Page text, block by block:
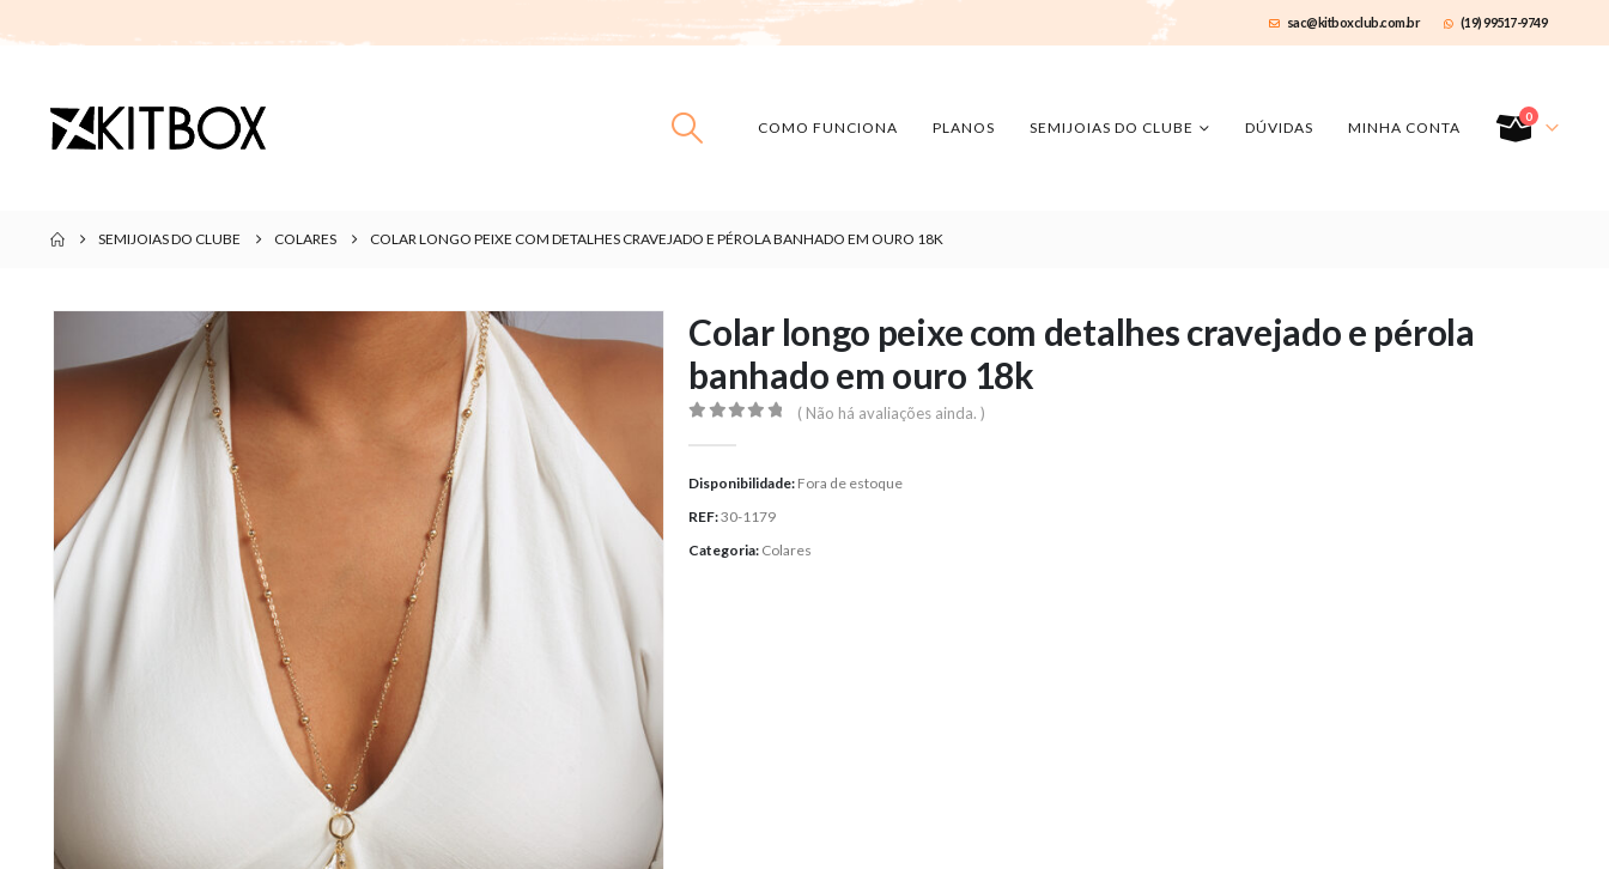
sac@kitboxclub.com.br (19) 99517-9749
COMO FUNCIONA PLANOS SEMIJOIAS DO CLUBE DÚVIDAS MINHA CONTA
0
SEMIJOIAS DO CLUBE COLARES COLAR LONGO PEIXE COM DETALHES CRAVEJADO E PÉROLA BANHADO EM OURO 18K
Colar longo peixe com detalhes cravejado e pérola
banhado em ouro 18k
( Não há avaliações ainda. )
Disponibilidade: Fora de estoque
REF:30-1179
Categoria: Colares